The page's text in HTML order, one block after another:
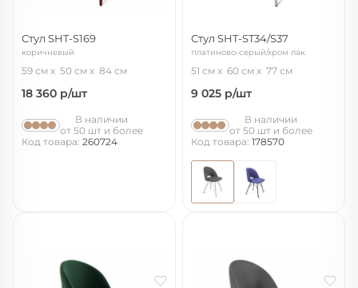
Стул SHT-S169
коричневый
59 см 50 см 84 см
18 360 р/шт
В наличии
от 50 шт и более
Код товара: 260724
Стул SHT-ST34/S37
платиново-серый/хром лак
51 см 60 см 77 см
9 025 р/шт
В наличии
от 50 шт и более
Код товара: 178570